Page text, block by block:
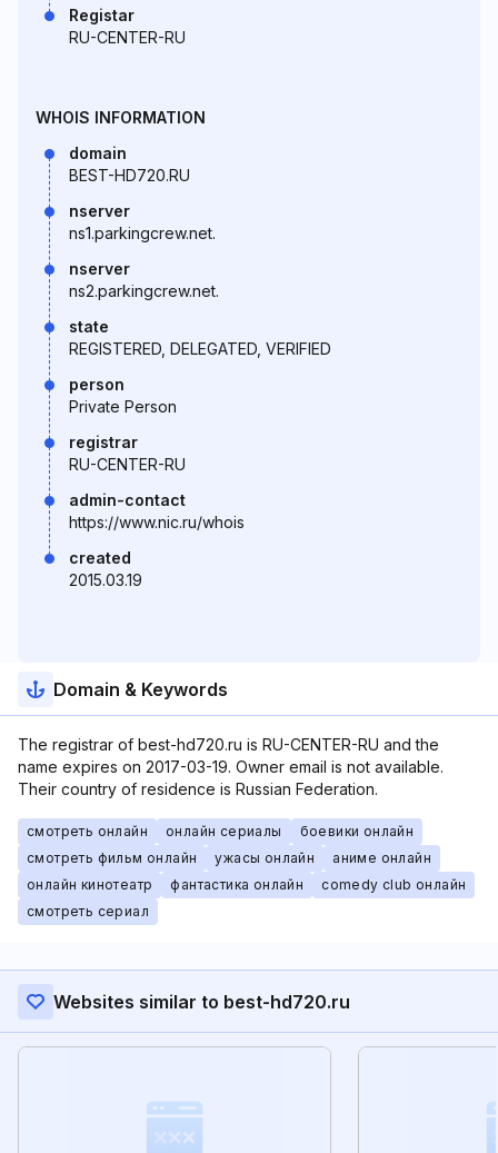
Registar
RU-CENTER-RU
WHOIS INFORMATION
domain
BEST-HD720.RU
nserver
ns1.parkingcrew.net.
nserver
ns2.parkingcrew.net.
state
REGISTERED, DELEGATED, VERIFIED
person
Private Person
registrar
RU-CENTER-RU
admin-contact
https://www.nic.ru/whois
created
2015.03.19
Domain & Keywords
The registrar of best-hd720.ru is RU-CENTER-RU and the
name expires on 2017-03-19. Owner email is not available.
Their country of residence is Russian Federation.
смотреть онлайн онлайн сериалы
боевики онлайн
смотреть фильм онлайн
ужасы онлайн
аниме онлайн
онлайн кинотеатр
фантастика онлайн
comedy club онлайн
смотреть сериал
Websites similar to best-hd720.ru